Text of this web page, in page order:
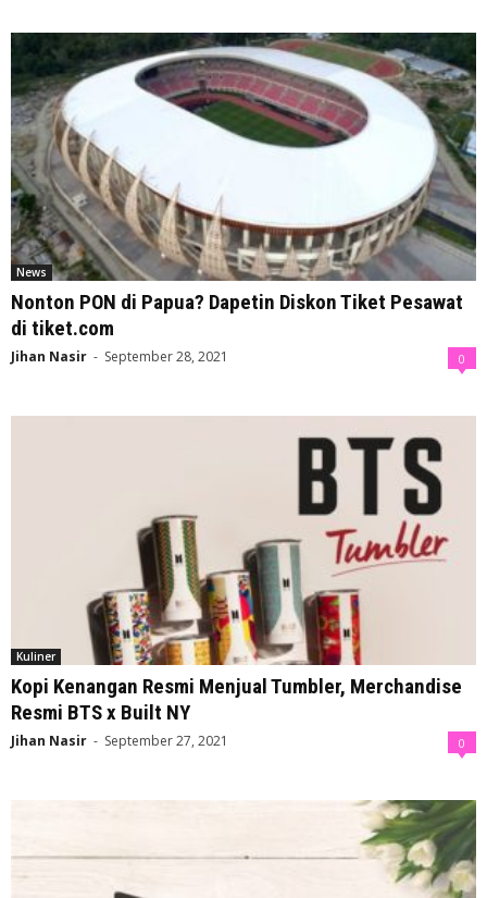
News
Nonton PON di Papua? Dapetin Diskon Tiket Pesawat
di tiket.com
Jihan Nasir - September 28, 2021 0
Kuliner
Kopi Kenangan Resmi Menjual Tumbler, Merchandise
Resmi BTS x Built NY
Jihan Nasir - September 27, 2021 0